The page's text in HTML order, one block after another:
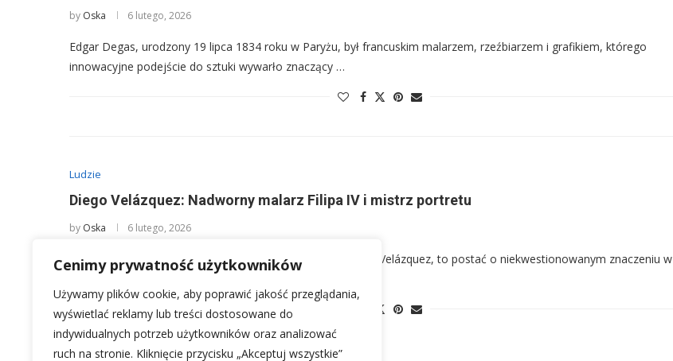
Cenimy prywatność użytkowników
Używamy plików cookie, aby poprawić jakość przeglądania,
wyświetlać reklamy lub treści dostosowane do
indywidualnych potrzeb użytkowników oraz analizować
ruch na stronie. Kliknięcie przycisku „Akceptuj wszystkie”
by Oska 6 lutego, 2026
Edgar Degas, urodzony 19 lipca 1834 roku w Paryżu, był francuskim malarzem, rzeźbiarzem i grafikiem, którego
innowacyjne podejście do sztuki wywarło znaczący …
Ludzie
Diego Velázquez: Nadworny malarz Filipa IV i mistrz portretu
by Oska 6 lutego, 2026
Diego Velázquez, urodzony jako Diego Rodríguez de Silva y Velázquez, to postać o niekwestionowanym znaczeniu w
historii sztuki zachodniej, powszechnie uznawany za …